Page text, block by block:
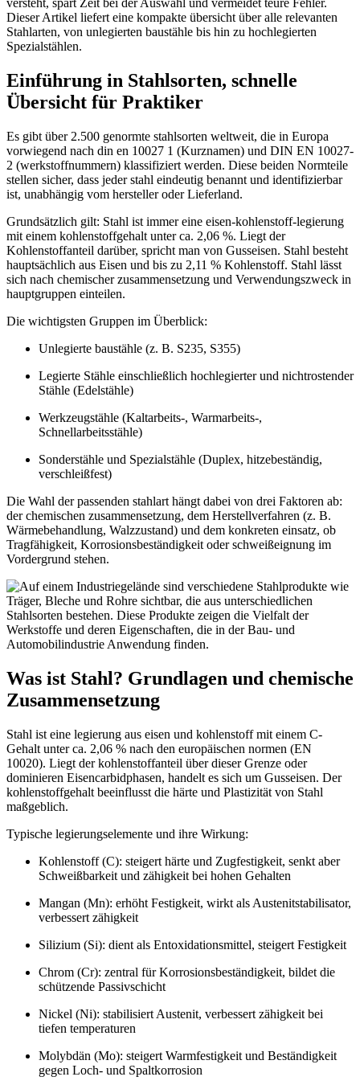
Dieser Artikel liefert eine kompakte übersicht über alle relevanten
Stahlarten, von unlegierten baustähle bis hin zu hochlegierten
Spezialstählen.
Einführung in Stahlsorten, schnelle
Übersicht für Praktiker
Es gibt über 2.500 genormte stahlsorten weltweit, die in Europa
vorwiegend nach din en 10027 1 (Kurznamen) und DIN EN 10027-
2 (werkstoffnummern) klassifiziert werden. Diese beiden Normteile
stellen sicher, dass jeder stahl eindeutig benannt und identifizierbar
ist, unabhängig vom hersteller oder Lieferland.
Grundsätzlich gilt: Stahl ist immer eine eisen-kohlenstoff-legierung
mit einem kohlenstoffgehalt unter ca. 2,06 %. Liegt der
Kohlenstoffanteil darüber, spricht man von Gusseisen. Stahl besteht
hauptsächlich aus Eisen und bis zu 2,11 % Kohlenstoff. Stahl lässt
sich nach chemischer zusammensetzung und Verwendungszweck in
hauptgruppen einteilen.
Die wichtigsten Gruppen im Überblick:
Unlegierte baustähle (z. B. S235, S355)
Legierte Stähle einschließlich hochlegierter und nichtrostender
Stähle (Edelstähle)
Werkzeugstähle (Kaltarbeits-, Warmarbeits-,
Schnellarbeitsstähle)
Sonderstähle und Spezialstähle (Duplex, hitzebeständig,
verschleißfest)
Die Wahl der passenden stahlart hängt dabei von drei Faktoren ab:
der chemischen zusammensetzung, dem Herstellverfahren (z. B.
Wärmebehandlung, Walzzustand) und dem konkreten einsatz, ob
Tragfähigkeit, Korrosionsbeständigkeit oder schweißeignung im
Vordergrund stehen.
Was ist Stahl? Grundlagen und chemische
Zusammensetzung
Stahl ist eine legierung aus eisen und kohlenstoff mit einem C-
Gehalt unter ca. 2,06 % nach den europäischen normen (EN
10020). Liegt der kohlenstoffanteil über dieser Grenze oder
dominieren Eisencarbidphasen, handelt es sich um Gusseisen. Der
kohlenstoffgehalt beeinflusst die härte und Plastizität von Stahl
maßgeblich.
Typische legierungselemente und ihre Wirkung:
Kohlenstoff (C): steigert härte und Zugfestigkeit, senkt aber
Schweißbarkeit und zähigkeit bei hohen Gehalten
Mangan (Mn): erhöht Festigkeit, wirkt als Austenitstabilisator,
verbessert zähigkeit
Silizium (Si): dient als Entoxidationsmittel, steigert Festigkeit
Chrom (Cr): zentral für Korrosionsbeständigkeit, bildet die
schützende Passivschicht
Nickel (Ni): stabilisiert Austenit, verbessert zähigkeit bei
tiefen temperaturen
Molybdän (Mo): steigert Warmfestigkeit und Beständigkeit
gegen Loch- und Spaltkorrosion